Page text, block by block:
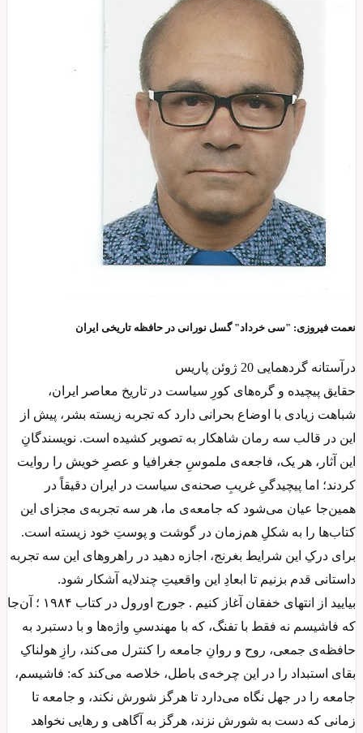
نعمت فیروزی: "سی خرداد" گسل نورانی در حافظه تاریخی ایران
درآستانه گردهمایی 20 ژوئن پاریس
حقایق پیچیده و گره‌های کورِ سیاست در تاریخ معاصر ایران،
شباهت زیادی با اوضاع بحرانی دارد که تجربه زیسته بشر، پیش از
این در قالب سه رمان‌ شاهکار به تصویر کشیده است. نویسندگانِ
این آثار، هر یک، فاجعه‌ی ملموسِ جغرافیا و عصرِ خویش را روایت
کردند؛ اما پیچیدگیِ غریبِ صحنه‌ی سیاست در ایران دقیقاً در
همین‌جا عیان می‌شود که جامعه‌ی ما، هر سه تجربه‌ی مجزای این
کتاب‌ها را به شکلِ هم‌زمان در گوشت و پوستِ خود زیسته است.
برای درکِ این شرایط بغرنج، اجازه دهید در راهروهای این سه تجربه
داستانی قدم بزنیم تا ابعادِ این واقعیتِ چندلایه آشکار شود.
بیایید از انتهای خفقان آغاز کنیم . جورج اورول در کتاب ۱۹۸۴ ؛ آن‌جا
که فاشیسم نه فقط با تفنگ، که با مهندسیِ واژه‌ها و با دستبرد به
حافظه‌ی جمعی، روح و روانِ جامعه را کنترل می‌کند، رازِ هولناکِ
بقای استبداد را در این چرخه‌ی باطل، خلاصه می‌کند که: فاشیسم،
جامعه را در جهل نگاه می‌دارد تا هرگز شورش نکند، و جامعه تا
زمانی که دست به شورش نزند، هرگز به آگاهی و رهایی نخواهد